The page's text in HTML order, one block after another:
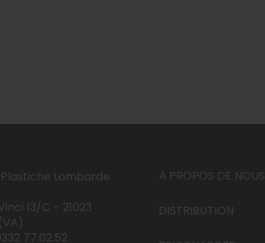
Lombarde
13/C – 21023
77.02.52
À PROPOS DE NOUS
DISTRIBUTION